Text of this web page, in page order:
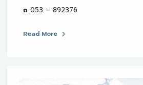
ถ 053 – 892376
Read More